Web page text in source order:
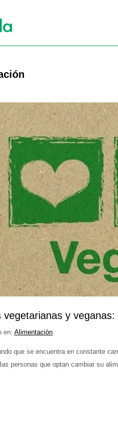
vegetarianas y
en:Alimentación
que se encuentra en constante
personas que optan cambiar su